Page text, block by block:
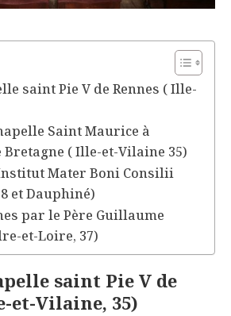
saint Pie V de Rennes ( Ille-
Saint Maurice à
( Ille-et-Vilaine 35)
Mater Boni Consilii
et Dauphiné)
par le Père Guillaume
et-Loire, 37)
saint Pie V de
et-Vilaine, 35)